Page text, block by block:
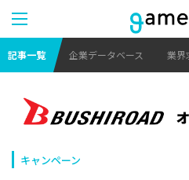
記事一覧 企業データベース 業界
キャンペーン